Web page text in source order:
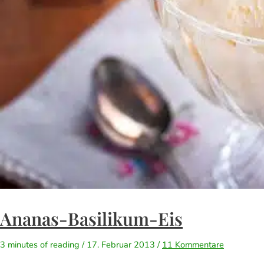
Ananas-Basilikum-Eis
3 minutes of reading / 17. Februar 2013 / 11 Kommentare